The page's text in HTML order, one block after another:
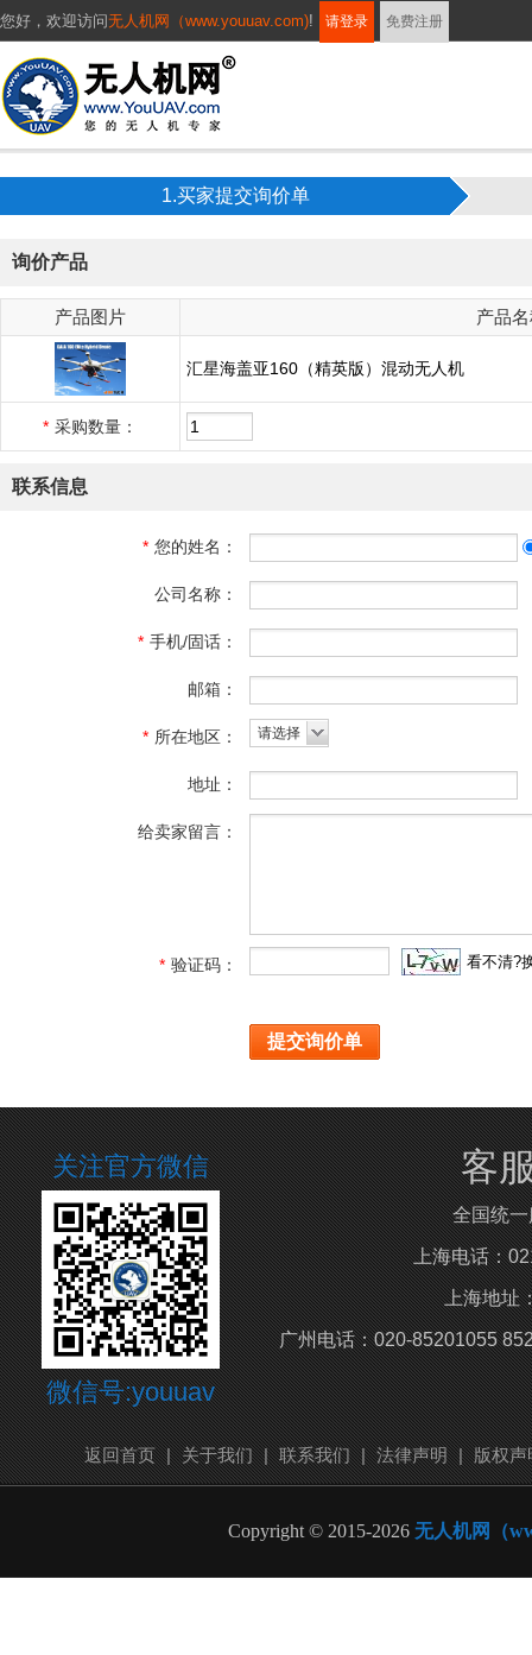
您好， 欢迎访问无人机网（www.youuav.com)! 请登录 免费注册
1.买家提交询价单
询价产品
产品图片 产品
汇星海盖亚160（精英版）混动无人机
* 采购数量：
联系信息
* 您的姓名：
公司名称：
* 手机/固话：
邮箱：
* 所在地区： 请选择
地址：
给卖家留言：
* 验证码： 看不清?
客
全国统
上海电话：
上海地址
广州电话：020-85201055
关注官方微信
微信号:youuav
返回首页 | 关于我们 | 联系我们 | 法律声明 | 版权声
Copyright © 2015-2026 无人机网（